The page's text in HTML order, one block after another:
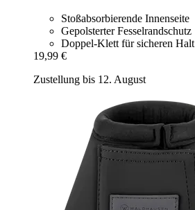
Stoßabsorbierende Innenseite
Gepolsterter Fesselrandschutz
Doppel-Klett für sicheren Halt
19,99 €
Zustellung bis 12. August